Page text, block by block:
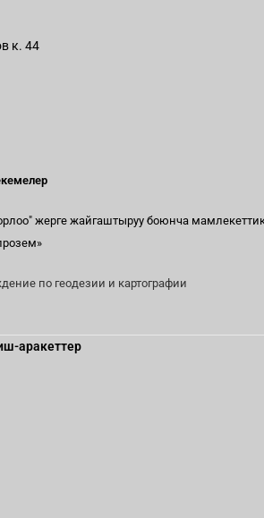
к. 44
жерге жайгаштыруу боюнча
по геодезии и картографии
аракеттер